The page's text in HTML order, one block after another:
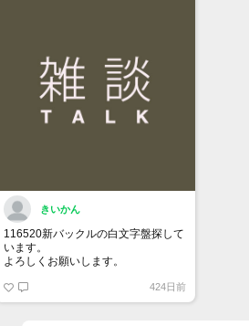
きいかん
116520新バックルの白文字盤探して
います。
よろしくお願いします。
424日前